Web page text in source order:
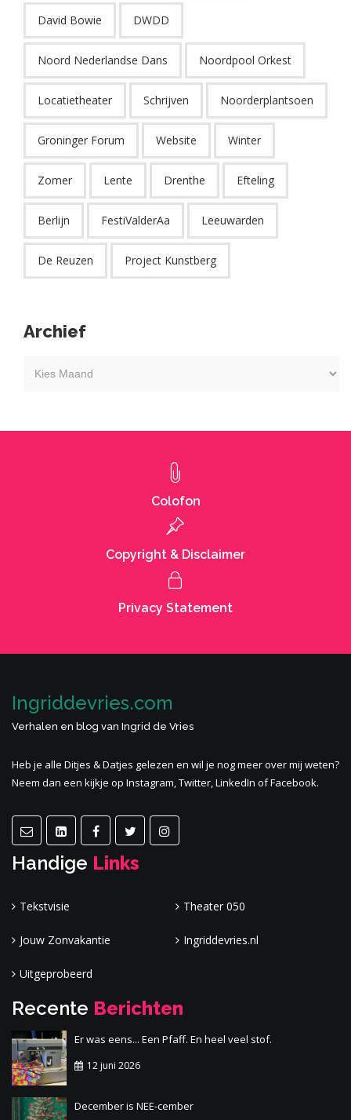
David Bowie DWDD
Noord Nederlandse Dans Noordpool Orkest
Locatietheater Schrijven Noorderplantsoen
Groninger Forum Website Winter
Zomer Lente Drenthe Efteling
Berlijn FestiValderAa Leeuwarden
De Reuzen Project Kunstberg
Archief
maand
Colofon
Copyright & Disclaimer
Privacy Statement
Ingriddevries.com
Verhalen en blog van Ingrid de Vries
Heb je alle Ditjes & Datjes gelezen en wil je nog meerover mij weten?
Neem dan een kijkje op Instagram, Twitter, LinkedIn of Facebook.
Handige Links
Tekstvisie Theater 050
Jouw Zonvakantie Ingriddevries.nl
Uitgeprobeerd
Recente Berichten
Er was eens... Een Pfaff. En heel veel stof.
12 juni 2026
December is NEE-cember